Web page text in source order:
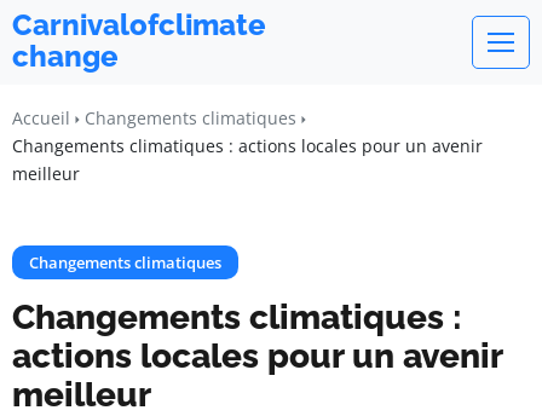
Carnivalofclimate
change
Accueil
Changements climatiques
Changements climatiques : actions locales pour un avenir
meilleur
Changements climatiques
Changements climatiques :
actions locales pour un avenir
meilleur